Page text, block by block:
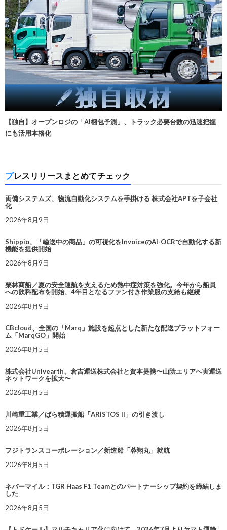
【独自】オープンロジの「AI梱包予測」、トラック必要台数の迅速把握
にも活用本格化
プレスリリースまとめてチェック
両備システムズ、物流自動化システムを手掛ける 株式会社APTを子会社
化
2026年8月9日
Shippio、「輸送中の商品」の可視化をInvoiceのAI-OCRで自動化する新
機能を提供開始
2026年8月9日
栗林商船／夏の安全運航を支えるため熱中症対策を強化。今年から船員
への飲料配布を開始、4年目となるファン付き作業服の支給も継続
2026年8月9日
CBcloud、全国の「Marq」施設を起点とした新たな配送プラットフォー
ム「MarqGO」開始
2026年8月5日
株式会社Univearth、倉吉運送株式会社と資本提携〜山陰エリアへ実運送
ネットワークを拡大〜
2026年8月5日
川崎重工業／ばら積運搬船「ARISTOS II」の引き渡し
2026年8月5日
フジトランスコーポレーション／新造船「蓉翔丸」就航
2026年8月5日
ネバーマイル：TGR Haas F1 Teamとのパートナーシップ契約を締結しま
した
2026年8月5日